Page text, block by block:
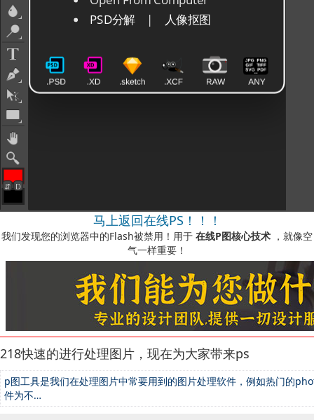
马上返回在线PS！！！
我们发现您的浏览器中的Flash被禁用！用于 在线P图核心技术 ，就像空
气一样重要！
如何启用它？-您可以在我们的视频说明中看到此处
218快速的进行处理图片，现在为大家带来ps
p图工具是我们在处理图片中常要用到的图片处理软件，例如热门的
件为不…